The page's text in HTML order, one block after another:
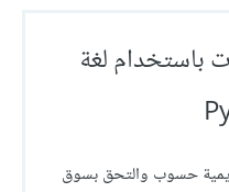
باستخدام لغة
حسوب والتحق بسوق